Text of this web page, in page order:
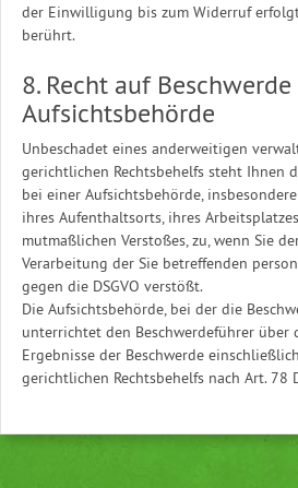
der Einwilligung bis zum Widerruf
berührt.
8. Recht auf
Aufsichtsbehörde
Unbeschadet eines anderweitigen
gerichtlichen Rechtsbehelfs steht Ihnen
bei einer Aufsichtsbehörde,
ihres Aufenthaltsorts, ihres
mutmaßlichen Verstoßes, zu, wenn Sie
Verarbeitung der Sie betreffenden
gegen die DSGVO verstößt.
Die Aufsichtsbehörde, bei der die
unterrichtet den Beschwerdeführer über
Ergebnisse der Beschwerde
gerichtlichen Rechtsbehelfs nach Art. 78